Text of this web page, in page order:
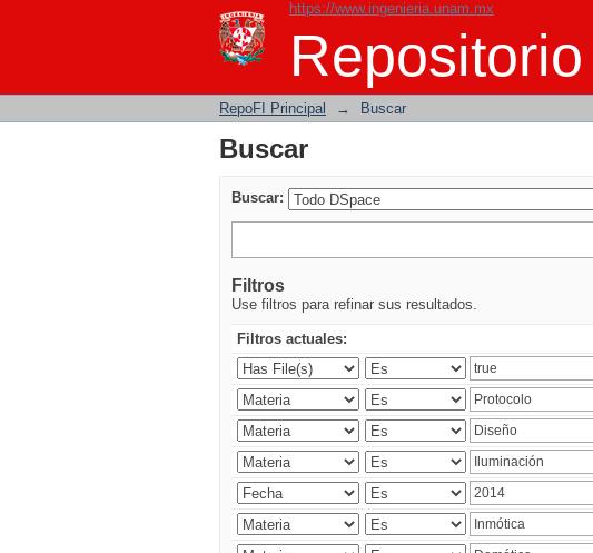
https://www.ingenieria.unam.mx
Buscar
RepoFI Principal → Buscar
Buscar
Buscar:
Filtros
Use filtros para refinar sus resultados.
Filtros actuales: